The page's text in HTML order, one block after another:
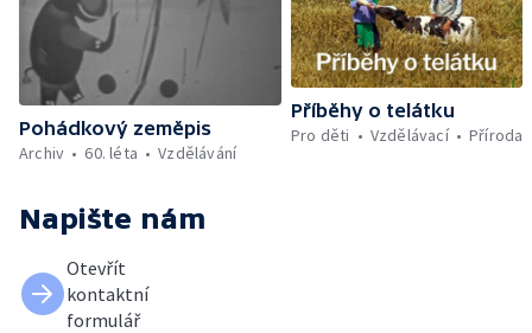
Pohádkový zeměpis
Archiv
60. léta Vzdělávání
Příběhy o telátku
Pro děti
Vzdělávací Příroda
Napište nám
Otevřít
kontaktní
formulář